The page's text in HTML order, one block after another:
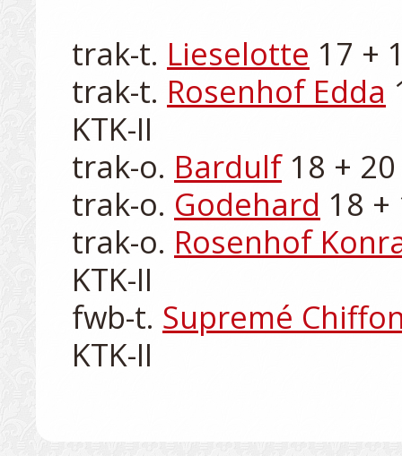
trak-t. Lieselotte 17 +
trak-t. Rosenhof Edda
KTK-II
trak-o. Bardulf 18 + 20
trak-o. Godehard 18 +
trak-o. Rosenhof
KTK-II
fwb-t. Supremé